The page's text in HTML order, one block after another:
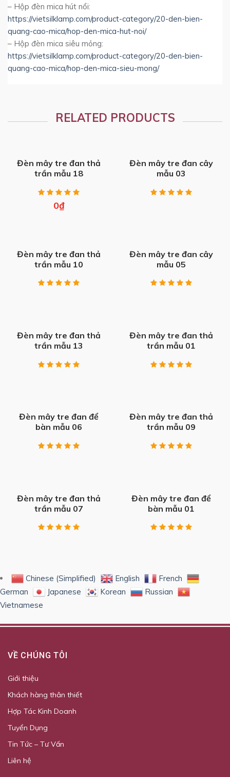
– Hộp đèn mica hút nổi:
https://vietsilklamp.com/product-category/20-den-bien-
quang-cao-mica/hop-den-mica-hut-noi/
– Hộp đèn mica siêu mỏng:
https://vietsilklamp.com/product-category/20-den-bien-
quang-cao-mica/hop-den-mica-sieu-mong/
RELATED PRODUCTS
Đèn mây tre đan thả
trần mẫu 18
0₫
Đèn mây tre đan cây
mẫu 03
Đèn mây tre đan thả
trần mẫu 10
Đèn mây tre đan cây
mẫu 05
Đèn mây tre đan thả
trần mẫu 13
Đèn mây tre đan thả
trần mẫu 01
Đèn mây tre đan để
bàn mẫu 06
Đèn mây tre đan thả
trần mẫu 09
Đèn mây tre đan thả
trần mẫu 07
Đèn mây tre đan để
bàn mẫu 01
Chinese (Simplified) English
French
German
Japanese Korean
Russian
Vietnamese
VỀ CHÚNG TÔI
Giới thiệu
Khách hàng thân thiết
Hợp Tác Kinh Doanh
Tuyển Dụng
Tin Tức – Tư Vấn
Liên hệ